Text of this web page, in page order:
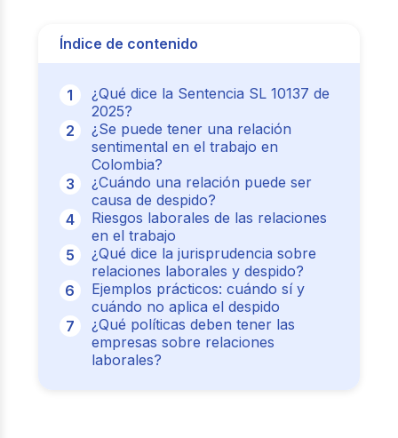
Índice de contenido
¿Qué dice la Sentencia SL 10137 de
2025?
¿Se puede tener una relación
sentimental en el trabajo en
Colombia?
¿Cuándo una relación puede ser
causa de despido?
Riesgos laborales de las relaciones
en el trabajo
¿Qué dice la jurisprudencia sobre
relaciones laborales y despido?
Ejemplos prácticos: cuándo sí y
cuándo no aplica el despido
¿Qué políticas deben tener las
empresas sobre relaciones
laborales?